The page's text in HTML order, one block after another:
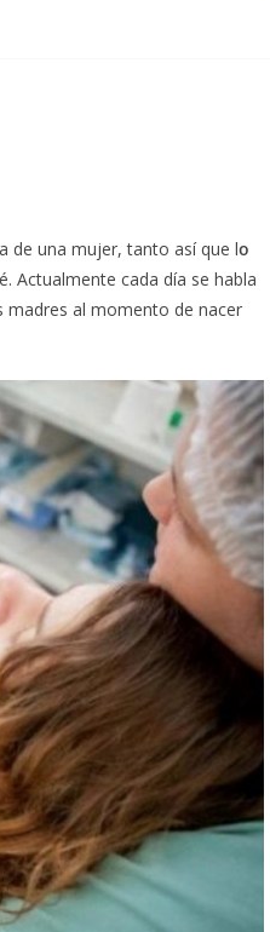
de una mujer, tanto así que lo
Actualmente cada día se habla
madres al momento de nacer